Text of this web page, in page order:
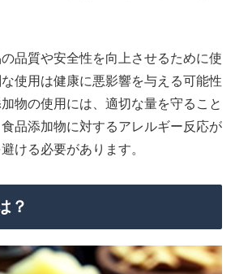
品質や安全性を向上させるために使
使用は健康に悪影響を与える可能性
物の使用には、適切な量を守ること
品添加物に対するアレルギー反応が
ける必要があります。
？